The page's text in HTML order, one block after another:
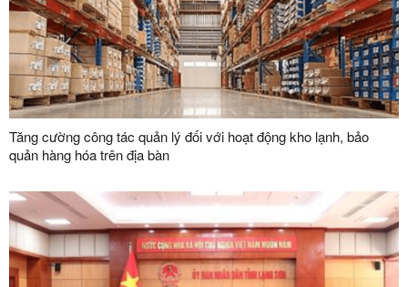
Tăng cường công tác quản lý đối với hoạt động kho lạnh, bảo
quản hàng hóa trên địa bàn